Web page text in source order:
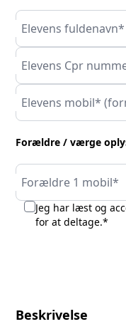
Elevens fuldenavn*
Elevens Cpr
Elevens mobil*
Forældre / værge
Forældre 1 mobil*
Jeg har læst og
for at deltage.*
Beskrivelse